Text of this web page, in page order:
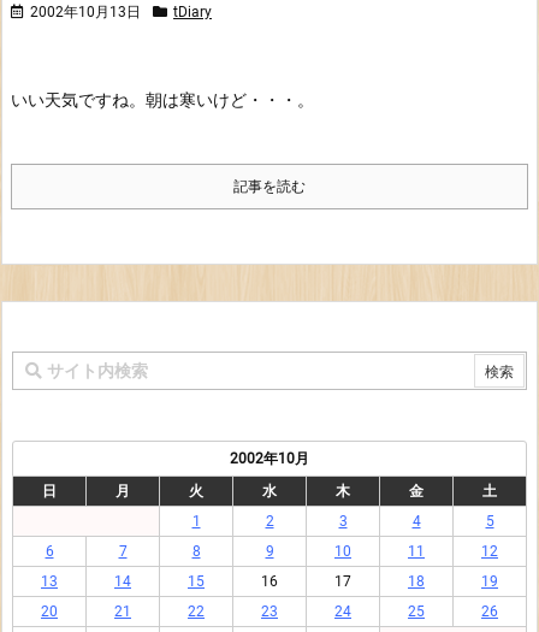
2002年10月13日 tDiary
いい天気ですね。朝は寒いけど・・・。
記事を読む
2002年10月
日
月 火 水 木 金
土
1
2 3 4
5
6
7 8 9 10 11
12
13
14 15 16 17 18
19
20
21 22 23 24 25
26